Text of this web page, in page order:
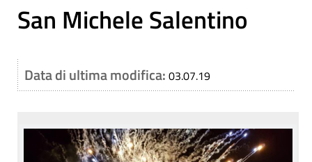
San Michele Salentino
Data di ultima modifica: 03.07.19